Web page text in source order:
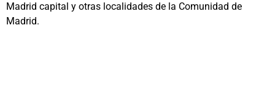
Madrid capital y otras localidades de la Comunidad de
Madrid.